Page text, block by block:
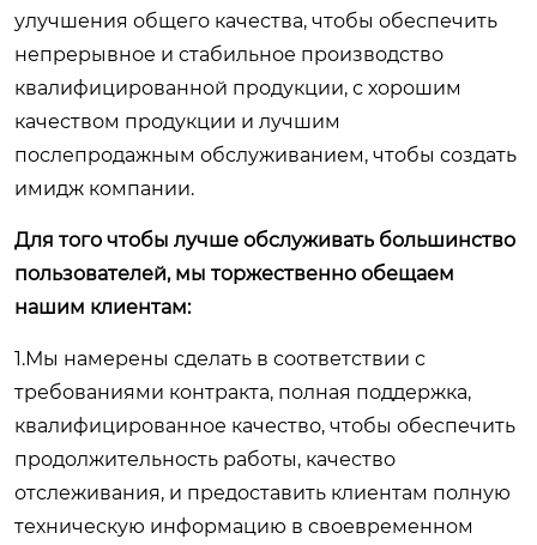
улучшения общего качества, чтобы обеспечить
непрерывное и стабильное производство
квалифицированной продукции, с хорошим
качеством продукции и лучшим
послепродажным обслуживанием, чтобы создать
имидж компании.
Для того чтобы лучше обслуживать большинство
пользователей, мы торжественно обещаем
нашим клиентам:
1.Мы намерены сделать в соответствии с
требованиями контракта, полная поддержка,
квалифицированное качество, чтобы обеспечить
продолжительность работы, качество
отслеживания, и предоставить клиентам полную
техническую информацию в своевременном